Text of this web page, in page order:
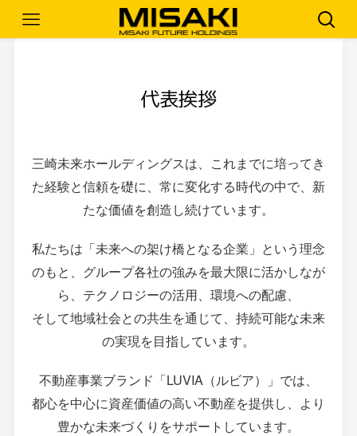
代表挨拶
三崎未来ホールディングスは、これまでに培ってき
た経験と信頼を礎に、 常に変化する時代の中で、新
たな価値を創造し続けています。
私たちは「未来への架け橋となる企業」という理念
のもと、 グループ各社の強みを最大限に活かしなが
ら、テクノロジーの活用、環境への配慮、
そして地域社会との共生を通じて、持続可能な未来
の実現を目指しています。
不動産事業ブランド「LUVIA（ルビア）」では、
都心を中心に資産価値の高い不動産を提供し、より
豊かな未来づくりをサポートしています。